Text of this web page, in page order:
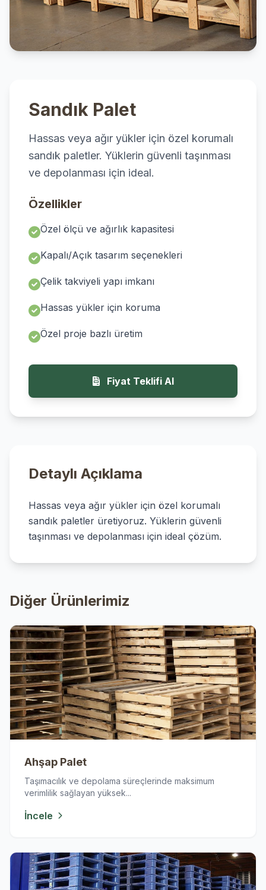
Sandık Palet
Hassas veya ağır yükler için özel korumalı
sandık paletler. Yüklerin güvenli taşınması
ve depolanması için ideal.
Özellikler
Özel ölçü ve ağırlık kapasitesi
Kapalı/Açık tasarım seçenekleri
Çelik takviyeli yapı imkanı
Hassas yükler için koruma
Özel proje bazlı üretim
Fiyat Teklifi Al
Detaylı Açıklama
Hassas veya ağır yükler için özel korumalı
sandık paletler üretiyoruz. Yüklerin güvenli
taşınması ve depolanması için ideal çözüm.
Diğer Ürünlerimiz
Ahşap Palet
Taşımacılık ve depolama süreçlerinde maksimum
verimlilik sağlayan yüksek...
İncele